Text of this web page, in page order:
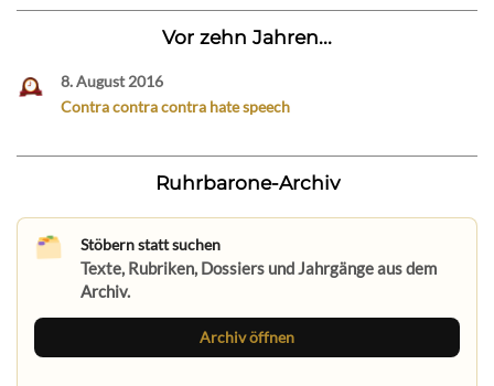
Vor zehn Jahren...
8. August 2016
Contra contra contra hate speech
Ruhrbarone-Archiv
Stöbern statt suchen
Texte, Rubriken, Dossiers und Jahrgänge aus dem
Archiv.
Archiv öffnen